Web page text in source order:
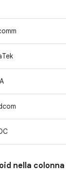
nella colonna